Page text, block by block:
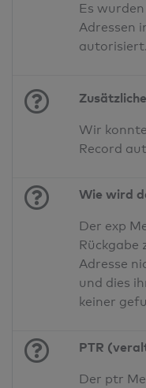
Es
Adressen
autorisiert.
Wir
Record
Wie wird
Der exp
Rückgabe
Adresse
und dies
keiner
PTR
Der ptr